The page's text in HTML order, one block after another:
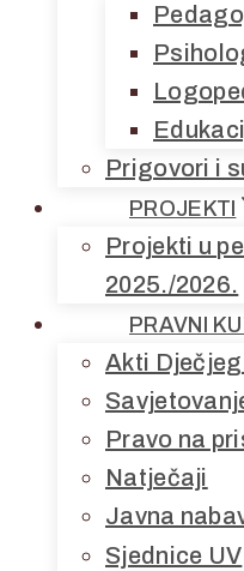
Prigovori i
PROJEKTI
Projekti u
2025./2026.
PRAVNI
Akti
Pravo na
Natječaji
Javna
Sjednice UV